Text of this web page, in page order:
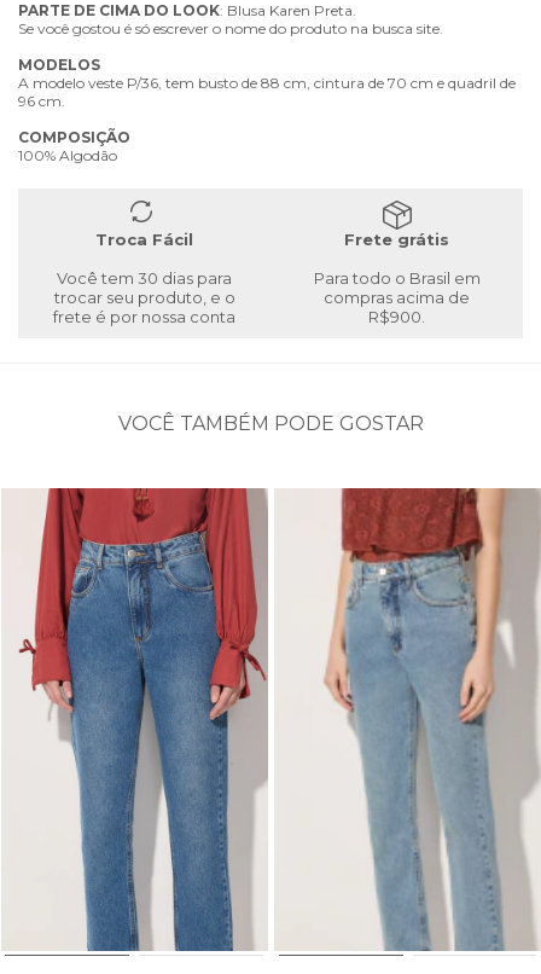
PARTE DE CIMA DO LOOK: Blusa Karen Preta.
Se você gostou é só escrever o nome do produto na busca site.
MODELOS
A modelo veste P/36, tem busto de 88 cm, cintura de 70 cm e quadril de
96 cm.
COMPOSIÇÃO
100% Algodão
Troca Fácil
Você tem 30 dias para
trocar seu produto, e o
frete é por nossa conta
Frete grátis
Para todo o Brasil em
compras acima de
R$900.
VOCÊ TAMBÉM PODE GOSTAR